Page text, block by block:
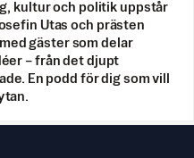
kultur och politik uppstår
Utas och prästen
gäster som delar
– från det djupt
En podd för dig som vill